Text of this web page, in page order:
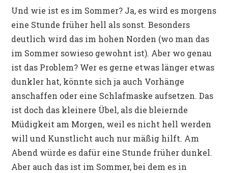
Und wie ist es im Sommer? Ja, es wird es morgens
eine Stunde früher hell als sonst. Besonders
deutlich wird das im hohen Norden (wo man das
im Sommer sowieso gewohnt ist). Aber wo genau
ist das Problem? Wer es gerne etwas länger etwas
dunkler hat, könnte sich ja auch Vorhänge
anschaffen oder eine Schlafmaske aufsetzen. Das
ist doch das kleinere Übel, als die bleiernde
Müdigkeit am Morgen, weil es nicht hell werden
will und Kunstlicht auch nur mäßig hilft. Am
Abend würde es dafür eine Stunde früher dunkel.
Aber auch das ist im Sommer, bei dem es in